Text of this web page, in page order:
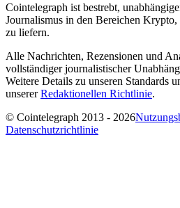
Cointelegraph ist bestrebt,
Journalismus in den Bereichen
zu liefern.
Alle Nachrichten, Rezensionen und
vollständiger journalistischer
Weitere Details zu unseren Standards
unsererRedaktionellen Richtlinie.
© Cointelegraph 2013 - 2026
Datenschutzrichtlinie